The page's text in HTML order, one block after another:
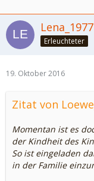
Lena_1977
Erleuchteter
19. Oktober 2016
Zitat von
Momentan ist es
der Kindheit des
So ist eingeladen
in der Familie